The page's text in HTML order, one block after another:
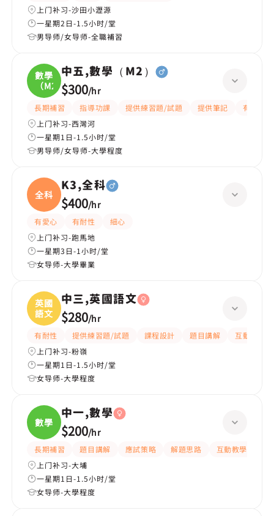
上门补习-沙田小瀝源
一星期2日-1.5小时/堂
男导师/女导师-全職補習
數學
（M2
中五,數學（M2）
$300/hr
長期補習 指導功課 提供練習題/試題 提供筆記
有耐性
上门补习-西灣河
一星期1日-1.5小时/堂
男导师/女导师-大學程度
全科
K3,全科
$400/hr
有愛心 有耐性
細心
上门补习-跑馬地
一星期3日-1小时/堂
女导师-大學畢業
英國
語文
中三,英國語文
$280/hr
有耐性 提供練習題/試題 課程設計 題目講解
互動教學
上门补习-粉嶺
一星期1日-1.5小时/堂
女导师-大學程度
數學
中一,數學
$200/hr
長期補習 題目講解 應試策略 解題思路 互動教學
上门补习-大埔
一星期1日-1.5小时/堂
女导师-大學程度